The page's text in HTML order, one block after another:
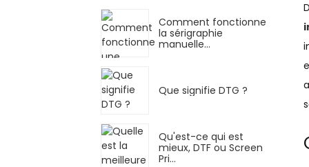
Comment fonctionne
la sérigraphie
manuelle...
Que signifie DTG ?
Qu'est-ce qui est
mieux, DTF ou Screen
Pri...